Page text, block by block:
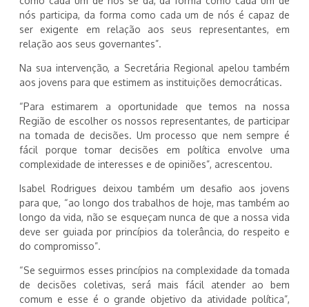
nós participa, da forma como cada um de nós é capaz de
ser exigente em relação aos seus representantes, em
relação aos seus governantes”.
Na sua intervenção, a Secretária Regional apelou também
aos jovens para que estimem as instituições democráticas.
“Para estimarem a oportunidade que temos na nossa
Região de escolher os nossos representantes, de participar
na tomada de decisões. Um processo que nem sempre é
fácil porque tomar decisões em política envolve uma
complexidade de interesses e de opiniões”, acrescentou.
Isabel Rodrigues deixou também um desafio aos jovens
para que, “ao longo dos trabalhos de hoje, mas também ao
longo da vida, não se esqueçam nunca de que a nossa vida
deve ser guiada por princípios da tolerância, do respeito e
do compromisso”.
“Se seguirmos esses princípios na complexidade da tomada
de decisões coletivas, será mais fácil atender ao bem
comum e esse é o grande objetivo da atividade política”,